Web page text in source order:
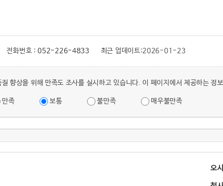
전화번호 :052-226-4833 최근 업데이트:2026-01-23
향상을 위해 만족도 조사를 실시하고 있습니다. 이 페이지에서 제공하는 정
만족 보통 불만족 매우불만족
오